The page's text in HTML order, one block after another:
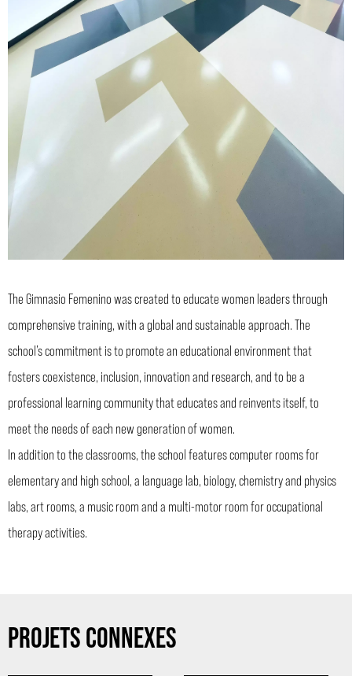
The Gimnasio Femenino was created to educate women leaders through
comprehensive training, with a global and sustainable approach. The
school’s commitment is to promote an educational environment that
fosters coexistence, inclusion, innovation and research, and to be a
professional learning community that educates and reinvents itself, to
meet the needs of each new generation of women.
In addition to the classrooms, the school features computer rooms for
elementary and high school, a language lab, biology, chemistry and physics
labs, art rooms, a music room and a multi-motor room for occupational
therapy activities.
PROJETS CONNEXES